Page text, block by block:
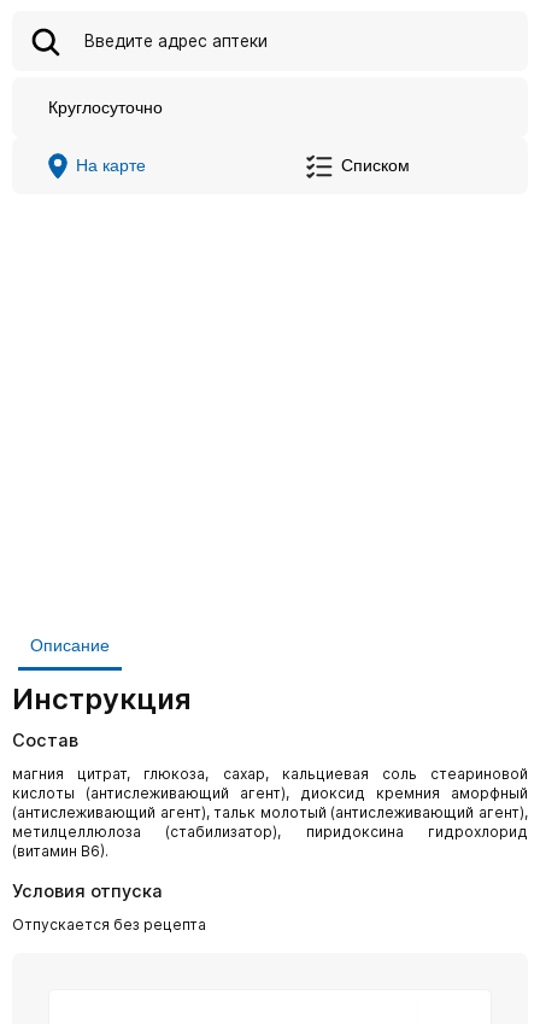
Круглосуточно
На карте Списком
Описание
Инструкция
Состав
магния цитрат, глюкоза, сахар, кальциевая соль стеариновой
кислоты (антислеживающий агент), диоксид кремния аморфный
(антислеживающий агент), тальк молотый (антислеживающий агент),
метилцеллюлоза (стабилизатор), пиридоксина гидрохлорид
(витамин В6).
Условия отпуска
Отпускается без рецепта